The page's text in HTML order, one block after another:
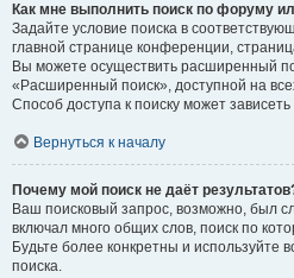
Как мне выполнить поиск по форуму
Задайте условие поиска в
главной странице конференции,
Вы можете осуществить расширенный
«Расширенный поиск», доступной на
Способ доступа к поиску может
Вернуться к началу
Почему мой поиск не даёт
Ваш поисковый запрос, возможно, был
включал много общих слов, поиск по
Будьте более конкретны и используйте
поиска.